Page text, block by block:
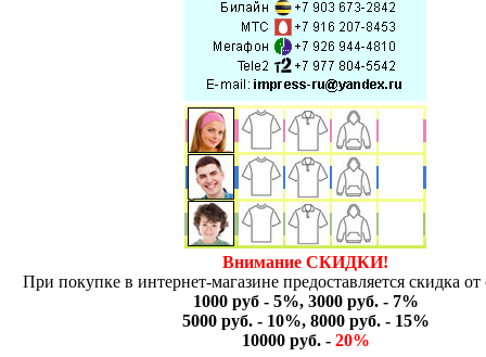
Внимание СКИДКИ!
При покупке в интернет-магазине предоставляется скидка
1000 руб - 5%, 3000 руб. - 7%
5000 руб. - 10%, 8000 руб. - 15%
10000 руб. - 20%